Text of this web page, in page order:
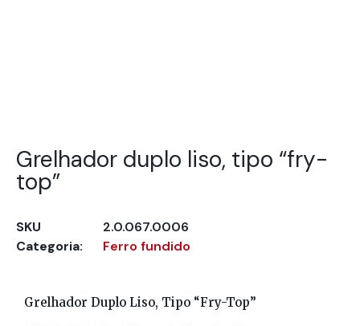
Grelhador duplo liso, tipo “fry-
top”
SKU
2.0.067.0006
Categoria:
Ferro fundido
Grelhador Duplo Liso, Tipo “fry-Top”